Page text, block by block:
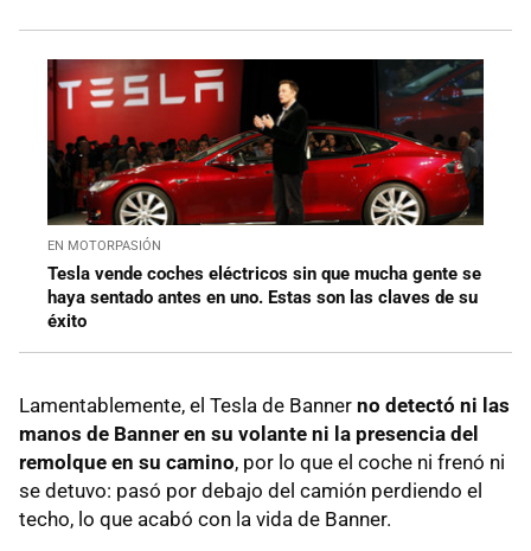
EN MOTORPASIÓN
Tesla vende coches eléctricos sin que mucha gente se
haya sentado antes en uno. Estas son las claves de su
éxito
Lamentablemente, el Tesla de Banner no detectó ni las
manos de Banner en su volante ni la presencia del
remolque en su camino, por lo que el coche ni frenó ni
se detuvo: pasó por debajo del camión perdiendo el
techo, lo que acabó con la vida de Banner.